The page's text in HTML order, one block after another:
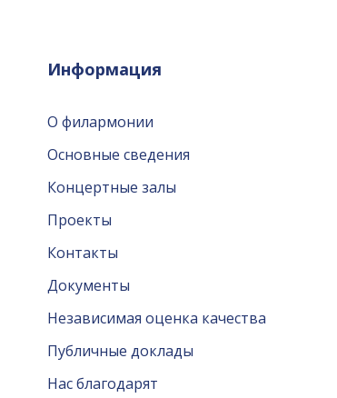
Информация
О филармонии
Основные сведения
Концертные залы
Проекты
Контакты
Документы
Независимая оценка качества
Публичные доклады
Нас благодарят